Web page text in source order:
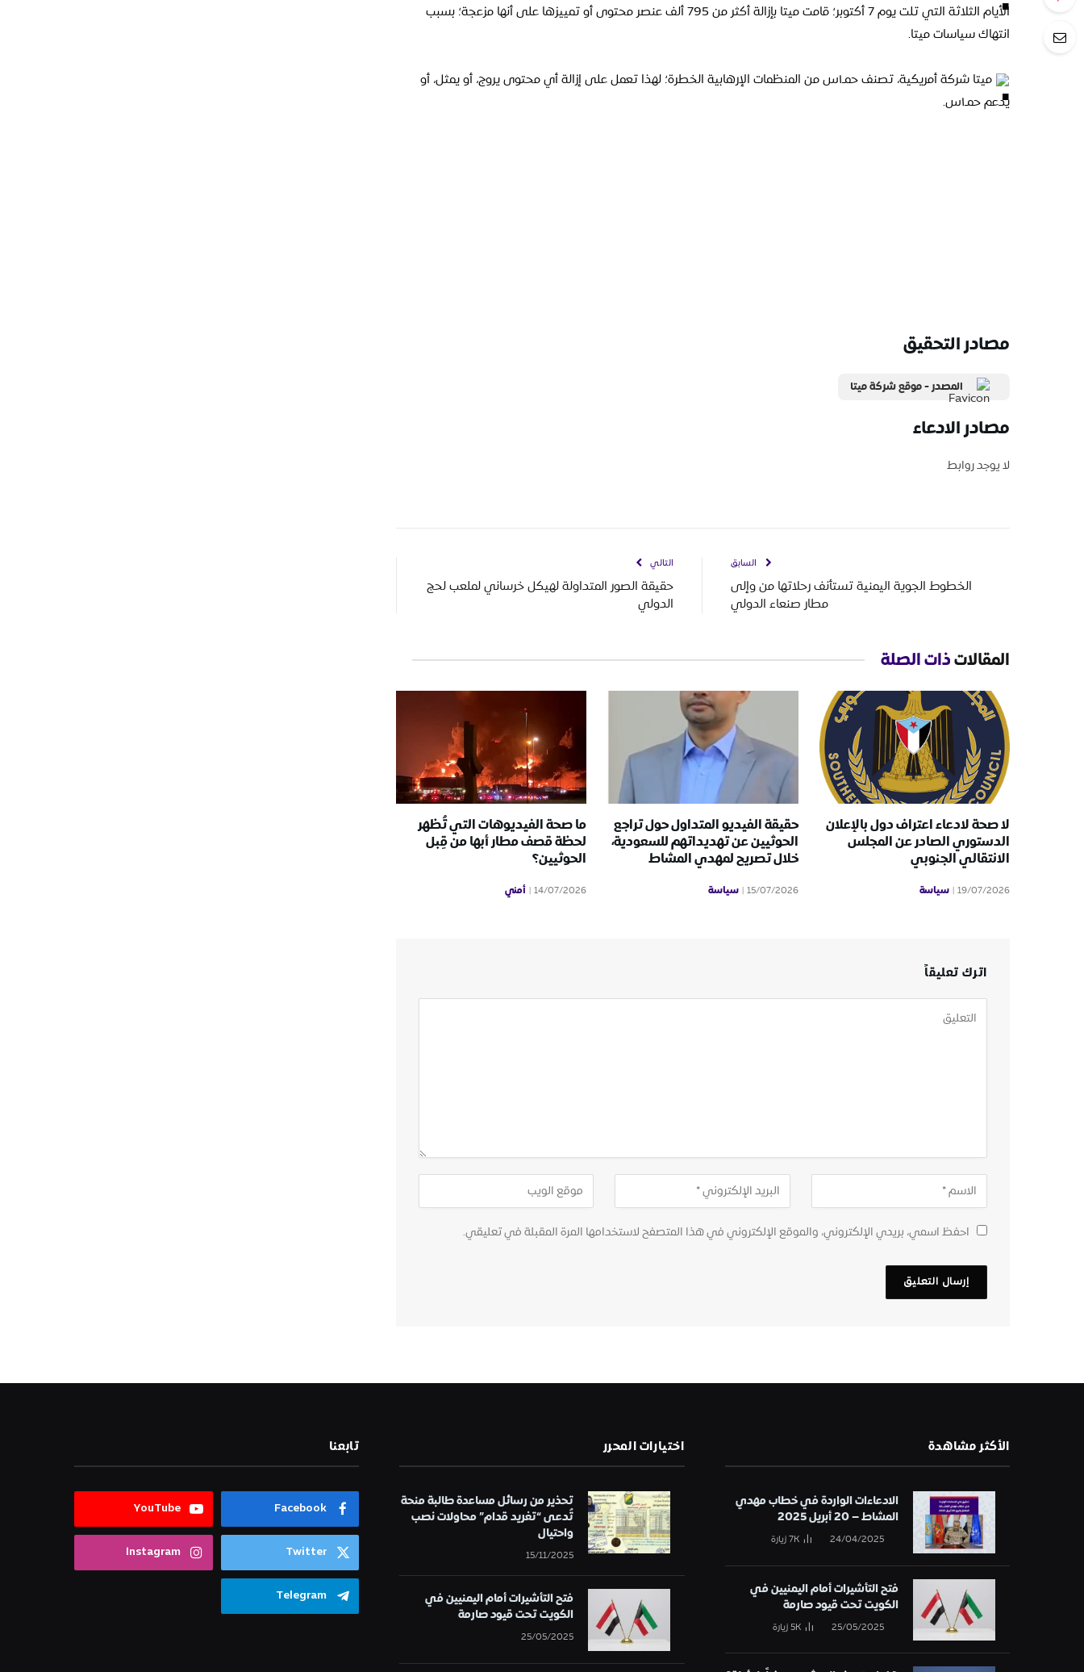
الأيام الثلاثة التي تلت يوم 7 أكتوبر؛ قامت ميتا بإزالة أكثر من 795 ألف عنصر محتوى أو تمييزها على أنها مزعجة؛ بسبب
انتهاك سياسات ميتا.
ميتا شركة أمريكية، تصنف حمـ١س من المنظمات الإرهابية الخطرة؛ لهذا تعمل على إزالة أي محتوى يروج، أو يمثل، أو
يدعم حمـ١س.
مصادر التحقيق
المصدر - موقع شركة ميتا
مصادر الادعاء
لا يوجد روابط
السابق
الخطوط الجوية اليمنية تستأنف رحلاتها من وإلى
مطار صنعاء الدولي
التالي
حقيقة الصور المتداولة لهيكل خرساني لملعب ‎لحج
الدولي
المقالاتذات الصلة
لا صحة لادعاء اعتراف دول بالإعلان
الدستوري الصادر عن المجلس
الانتقالي الجنوبي
19/07/2026 سياسة
حقيقة الفيديو المتداول حول تراجع
الحوثيين عن تهديداتهم للسعودية،
خلال تصريح لمهدي المشاط
15/07/2026 سياسة
ما صحة الفيديوهات التي تُظهر
لحظة قصف مطار أبها من قِبل
الحوثيين؟
14/07/2026 أمني
اترك تعليقاً
احفظ اسمي، بريدي الإلكتروني، والموقع الإلكتروني في هذا المتصفح لاستخدامها المرة المقبلة في تعليقي.
الأكثر مشاهدة
الادعاءات الواردة في خطاب مهدي
المشاط – 20 أبريل 2025
24/04/2025
7Kزيارة
فتح التأشيرات أمام اليمنيين في
الكويت تحت قيود صارمة
25/05/2025
5Kزيارة
اختيارات المحرر
تحذير من رسائل مساعدة طالبة منحة
تُدعى “تغريد قدام” محاولات نصب
واحتيال
15/11/2025
فتح التأشيرات أمام اليمنيين في
الكويت تحت قيود صارمة
25/05/2025
تابعنا
Facebook
YouTube
Twitter
Instagram
Telegram